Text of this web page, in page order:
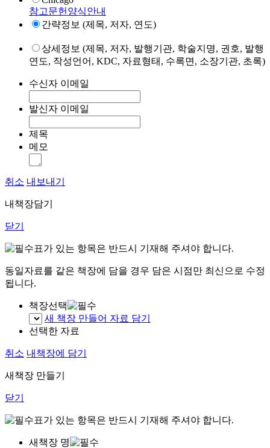
참고문헌양식안내
간략정보 (제목, 저자, 연도)
상세정보 (제목, 저자, 발행기관, 학술지명, 권호, 발행
연도, 작성언어, KDC, 자료형태, 수록면, 소장기관, 초록)
수신자 이메일
발신자 이메일
제목
메모
취소 내보내기
내책장담기
닫기
표가 있는 항목은 반드시 기재해 주셔야 합니다.
동일자료를 같은 책장에 담을 경우 담은 시점만 최신으로 수정
됩니다.
책장선택
새 책장 만들어 자료 담기
선택한 자료
취소 내책장에 담기
새책장 만들기
닫기
표가 있는 항목은 반드시 기재해 주셔야 합니다.
새책장 명